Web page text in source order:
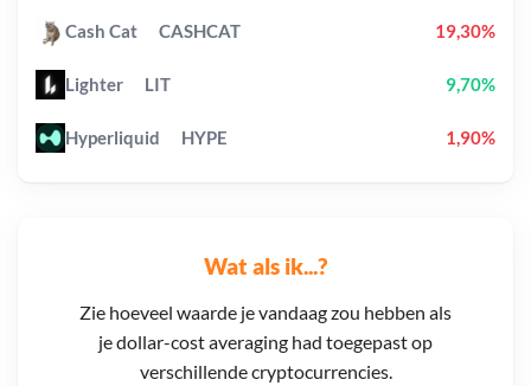
Wat als ik...?
Zie hoeveel waarde je vandaag zou hebben als
je dollar-cost averaging had toegepast op
verschillende cryptocurrencies.
Cash Cat CASHCAT 19,30%
Lighter LIT 9,70%
Hyperliquid HYPE 1,90%